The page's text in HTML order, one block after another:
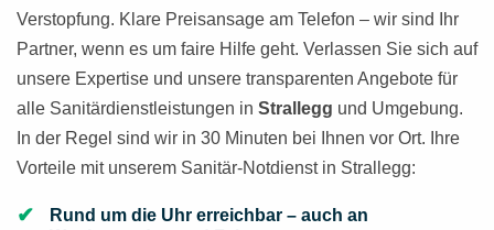
Verstopfung. Klare Preisansage am Telefon – wir sind Ihr
Partner, wenn es um faire Hilfe geht. Verlassen Sie sich auf
unsere Expertise und unsere transparenten Angebote für
alle Sanitärdienstleistungen in Strallegg und Umgebung.
In der Regel sind wir in 30 Minuten bei Ihnen vor Ort. Ihre
Vorteile mit unserem Sanitär-Notdienst in Strallegg:
Rund um die Uhr erreichbar – auch an